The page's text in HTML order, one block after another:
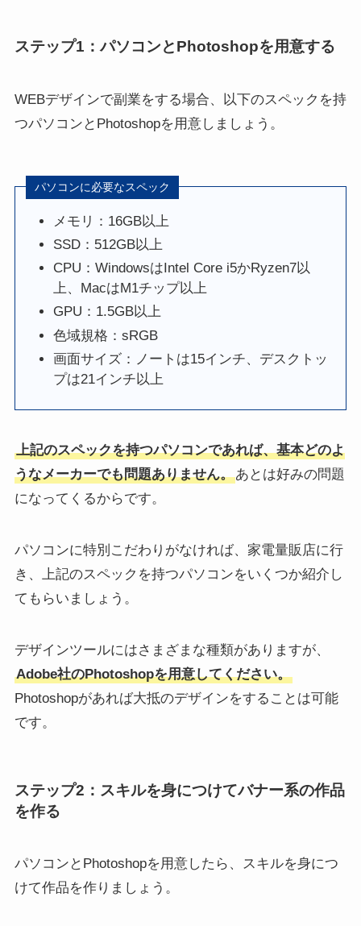
ステップ1：パソコンとPhotoshopを用意する
WEBデザインで副業をする場合、以下のスペックを持
つパソコンとPhotoshopを用意しましょう。
パソコンに必要なスペック
メモリ：16GB以上
SSD：512GB以上
CPU：WindowsはIntel Core i5かRyzen7以
上、MacはM1チップ以上
GPU：1.5GB以上
色域規格：sRGB
画面サイズ：ノートは15インチ、デスクトッ
プは21インチ以上
上記のスペックを持つパソコンであれば、基本どのよ
うなメーカーでも問題ありません。あとは好みの問題
になってくるからです。
パソコンに特別こだわりがなければ、家電量販店に行
き、上記のスペックを持つパソコンをいくつか紹介し
てもらいましょう。
デザインツールにはさまざまな種類がありますが、
Adobe社のPhotoshopを用意してください。
Photoshopがあれば大抵のデザインをすることは可能
です。
ステップ2：スキルを身につけてバナー系の作品
を作る
パソコンとPhotoshopを用意したら、スキルを身につ
けて作品を作りましょう。